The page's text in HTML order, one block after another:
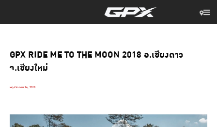
GPX RIDE ME TO THE MOON 2018 อ.เชียงดาว
จ.เชียงใหม่
พฤศจิกายน 24, 2018